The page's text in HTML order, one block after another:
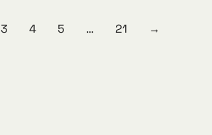
3 4 5 … 21 →